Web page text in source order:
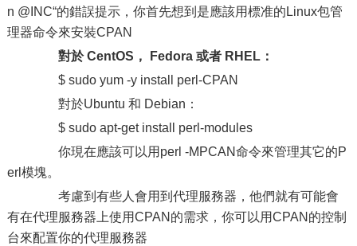
n @INC“的錯誤提示，你首先想到是應該用標准的Linux包管
理器命令來安裝CPAN
對於 CentOS， Fedora 或者 RHEL：
$ sudo yum -y install perl-CPAN
對於Ubuntu 和 Debian：
$ sudo apt-get install perl-modules
你現在應該可以用perl -MPCAN命令來管理其它的P
erl模塊。
考慮到有些人會用到代理服務器，他們就有可能會
有在代理服務器上使用CPAN的需求，你可以用CPAN的控制
台來配置你的代理服務器